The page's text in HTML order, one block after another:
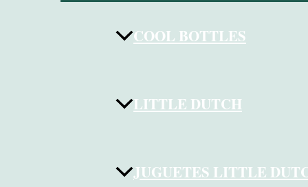
COOL BOTTLES
LITTLE DUTCH
JUGUETES LITTLE